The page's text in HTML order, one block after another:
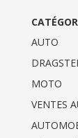
AUTO
MOTO
VENTES